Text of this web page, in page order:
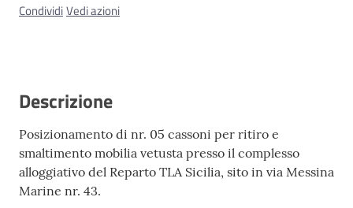
CondividiVedi azioni
Descrizione
Posizionamento di nr. 05 cassoni per ritiro e
smaltimento mobilia vetusta presso il complesso
alloggiativo del Reparto TLA Sicilia, sito in via Messina
Marine nr. 43.